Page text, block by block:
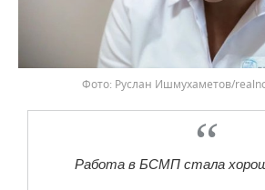
Фото: Руслан Ишмухаметов/
Работа в БСМП стала